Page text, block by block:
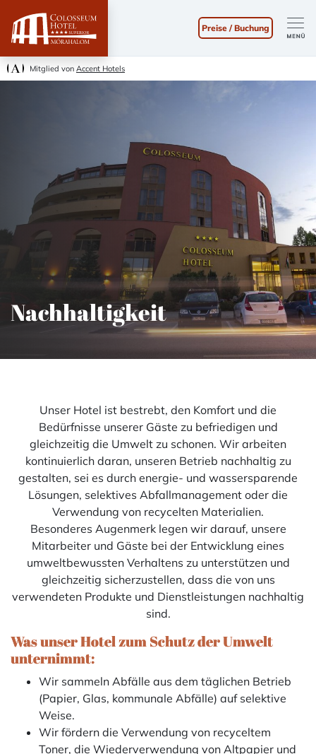
Mitglied von Accent Hotels
Preise / Buchung
Nachhaltigkeit
Unser Hotel ist bestrebt, den Komfort und die
Bedürfnisse unserer Gäste zu befriedigen und
gleichzeitig die Umwelt zu schonen. Wir arbeiten
kontinuierlich daran, unseren Betrieb nachhaltig zu
gestalten, sei es durch energie- und wassersparende
Lösungen, selektives Abfallmanagement oder die
Verwendung von recycelten Materialien.
Besonderes Augenmerk legen wir darauf, unsere
Mitarbeiter und Gäste bei der Entwicklung eines
umweltbewussten Verhaltens zu unterstützen und
gleichzeitig sicherzustellen, dass die von uns
verwendeten Produkte und Dienstleistungen nachhaltig
sind.
Was unser Hotel zum Schutz der Umwelt
unternimmt:
Wir sammeln Abfälle aus dem täglichen Betrieb
(Papier, Glas, kommunale Abfälle) auf selektive
Weise.
Wir fördern die Verwendung von recyceltem
Toner, die Wiederverwendung von Altpapier und